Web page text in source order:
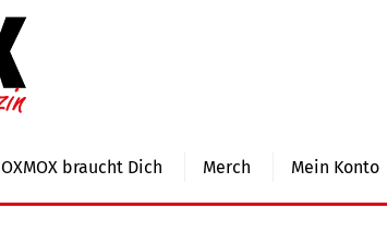
OXMOX braucht Dich Merch Mein Konto